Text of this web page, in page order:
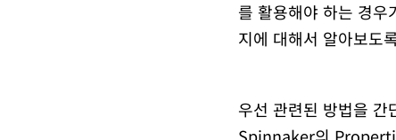
를 활용해야 하는 경
지에 대해서 알아보도
우선 관련된 방법을